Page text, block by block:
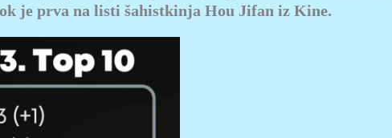
je prva na listi šahistkinja Hou Jifan iz Kine.